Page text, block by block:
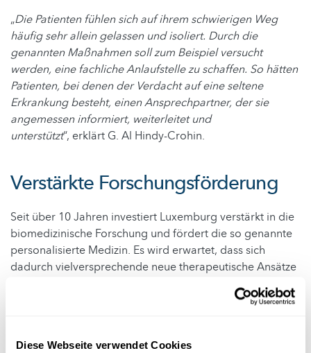
Diese Webseite verwendet Cookies
„Die Patienten fühlen sich auf ihrem schwierigen Weg
häufig sehr allein gelassen und isoliert. Durch die
genannten Maßnahmen soll zum Beispiel versucht
werden, eine fachliche Anlaufstelle zu schaffen. So hätten
Patienten, bei denen der Verdacht auf eine seltene
Erkrankung besteht, einen Ansprechpartner, der sie
angemessen informiert, weiterleitet und
unterstützt“, erklärt G. Al Hindy-Crohin.
Verstärkte Forschungsförderung
Seit über 10 Jahren investiert Luxemburg verstärkt in die
biomedizinische Forschung und fördert die so genannte
personalisierte Medizin. Es wird erwartet, dass sich
dadurch vielversprechende neue therapeutische Ansätze
Erkrankungen statt. Eine der Säulen des PNMR besteht in